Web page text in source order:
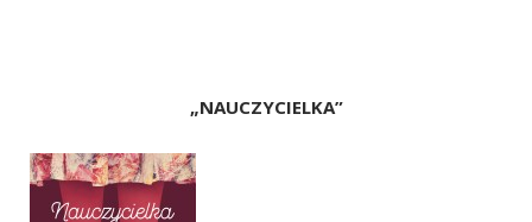
„NAUCZYCIELKA”